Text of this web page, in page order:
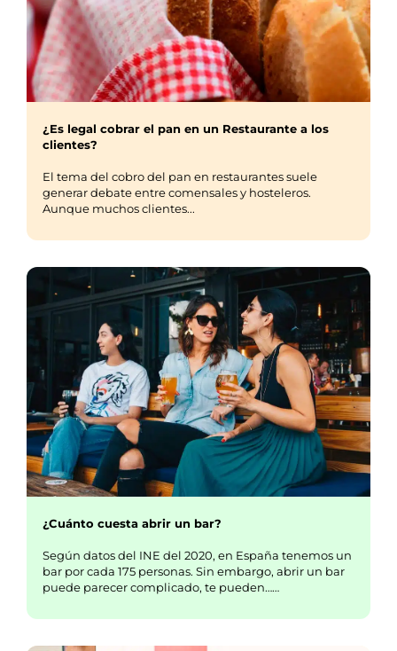
¿Es legal cobrar el pan en un Restaurante a los
clientes?
El tema del cobro del pan en restaurantes suele
generar debate entre comensales y hosteleros.
Aunque muchos clientes...
¿Cuánto cuesta abrir un bar?
Según datos del INE del 2020, en España tenemos un
bar por cada 175 personas. Sin embargo, abrir un bar
puede parecer complicado, te pueden……